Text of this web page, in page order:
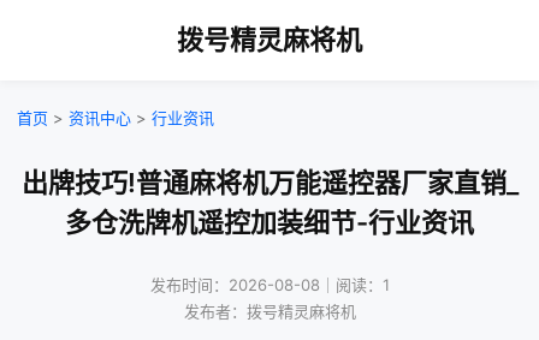
拨号精灵麻将机
首页 > 资讯中心 > 行业资讯
出牌技巧!普通麻将机万能遥控器厂家直销_
多仓洗牌机遥控加装细节-行业资讯
发布时间：2026-08-08｜阅读：1
发布者：拨号精灵麻将机